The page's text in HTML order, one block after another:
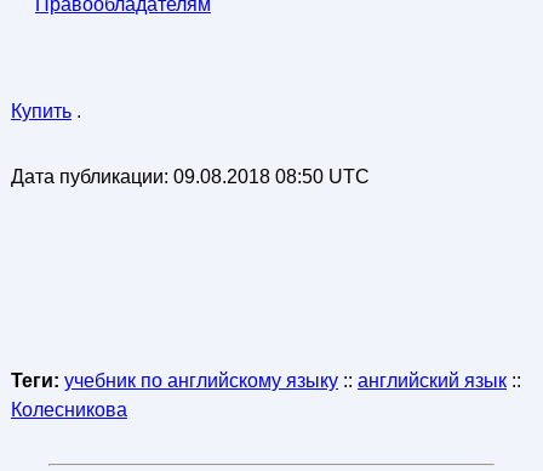
Правообладателям
Купить.
Дата публикации: 09.08.2018 08:50 UTC
Теги: учебник по английскому языку:: английский язык::
Колесникова